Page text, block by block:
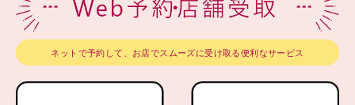
ネットで予約して、お店でスムーズに受け取る便利なサービス